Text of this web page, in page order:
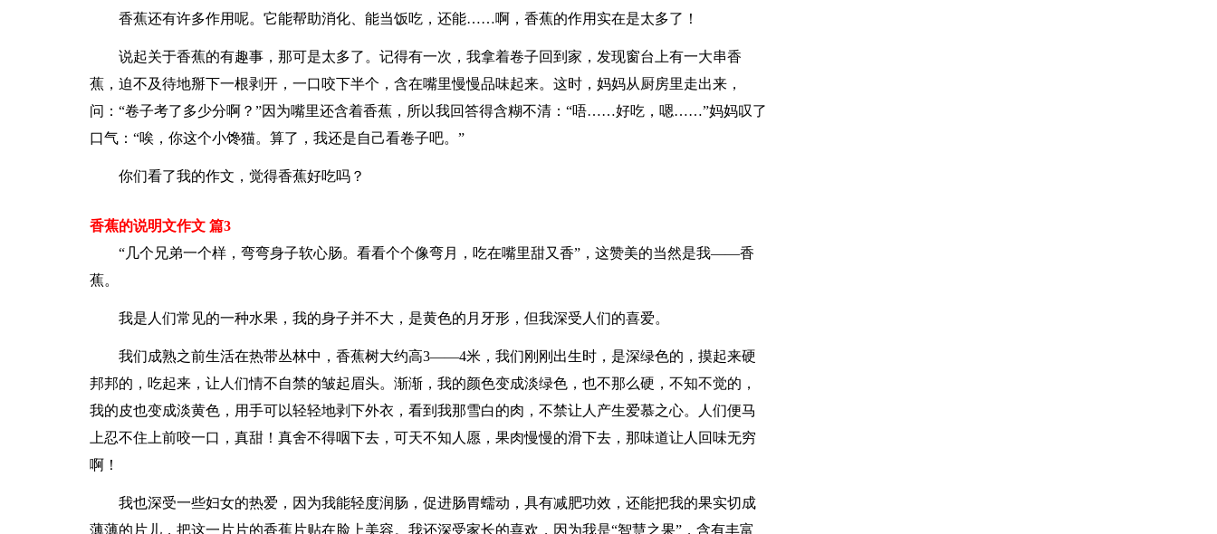
香蕉还有许多作用呢。它能帮助消化、能当饭吃，还能……啊，香蕉的作用实在是太多了！
说起关于香蕉的有趣事，那可是太多了。记得有一次，我拿着卷子回到家，发现窗台上有一大串香
蕉，迫不及待地掰下一根剥开，一口咬下半个，含在嘴里慢慢品味起来。这时，妈妈从厨房里走出来，
问：“卷子考了多少分啊？”因为嘴里还含着香蕉，所以我回答得含糊不清：“唔……好吃，嗯……”妈妈叹了
口气：“唉，你这个小馋猫。算了，我还是自己看卷子吧。”
你们看了我的作文，觉得香蕉好吃吗？
香蕉的说明文作文 篇3
“几个兄弟一个样，弯弯身子软心肠。看看个个像弯月，吃在嘴里甜又香”，这赞美的当然是我——香
蕉。
我是人们常见的一种水果，我的身子并不大，是黄色的月牙形，但我深受人们的喜爱。
我们成熟之前生活在热带丛林中，香蕉树大约高3——4米，我们刚刚出生时，是深绿色的，摸起来硬
邦邦的，吃起来，让人们情不自禁的皱起眉头。渐渐，我的颜色变成淡绿色，也不那么硬，不知不觉的，
我的皮也变成淡黄色，用手可以轻轻地剥下外衣，看到我那雪白的肉，不禁让人产生爱慕之心。人们便马
上忍不住上前咬一口，真甜！真舍不得咽下去，可天不知人愿，果肉慢慢的滑下去，那味道让人回味无穷
啊！
我也深受一些妇女的热爱，因为我能轻度润肠，促进肠胃蠕动，具有减肥功效，还能把我的果实切成
薄薄的片儿，把这一片片的香蕉片贴在脸上美容。我还深受家长的喜欢，因为我是“智慧之果”，含有丰富